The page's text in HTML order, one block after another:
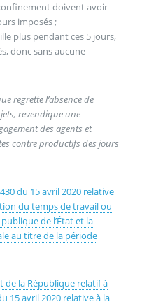
doivent avoir
imposés ;
plus pendant ces 5 jours,
donc sans aucune
regrette l’absence de
revendique une
des agents et
contre productifs des jours
du 15 avril 2020 relative
du temps de travail ou
de l’État et la
au titre de la période
de la République relatif à
15 avril 2020 relative à la